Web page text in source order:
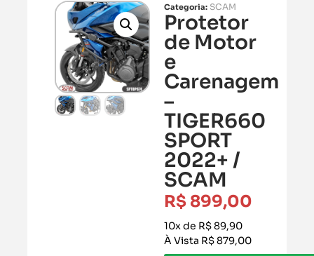
Categoria: SCAM
Protetor
de Motor
e
Carenagem
–
TIGER660
SPORT
2022+ /
SCAM
R$ 899,00
10x de R$ 89,90
À Vista R$ 879,00